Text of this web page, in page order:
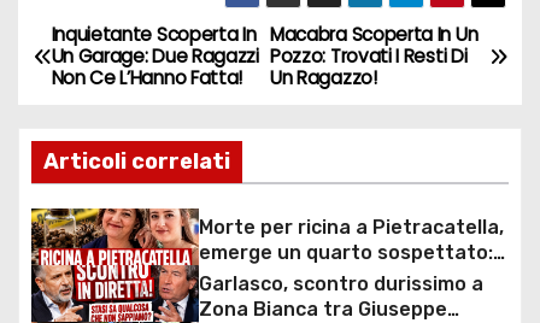
N
a
v
i
g
a
Macabra Scoperta In Un
Pozzo: Trovati I Resti Di
Un Ragazzo!
Inquietante Scoperta In
Un Garage: Due Ragazzi
Non Ce L’Hanno Fatta!
Articoli correlati
Morte per ricina a Pietracatella,
emerge un quarto sospettato:
svolta nelle indagini sulla morte
di Antonella Di Iesi e Sara Di Vita
Garlasco, scontro durissimo a
Zona Bianca tra Giuseppe